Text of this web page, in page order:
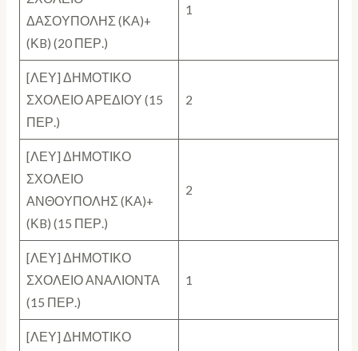
ΔΑΣΟΥΠΟΛΗΣ (ΚΑ)+
(ΚB) (20 ΠΕΡ.)
1
[ΛΕΥ] ΔΗΜΟΤΙΚΟ
ΣΧΟΛΕΙΟ ΑΡΕΔΙΟΥ (15
ΠΕΡ.)
2
[ΛΕΥ] ΔΗΜΟΤΙΚΟ
ΣΧΟΛΕΙΟ
ΑΝΘΟΥΠΟΛΗΣ (ΚΑ)+
(ΚB) (15 ΠΕΡ.)
2
[ΛΕΥ] ΔΗΜΟΤΙΚΟ
ΣΧΟΛΕΙΟ ΑΝΑΛΙΟΝΤΑ
(15 ΠΕΡ.)
1
[ΛΕΥ] ΔΗΜΟΤΙΚΟ